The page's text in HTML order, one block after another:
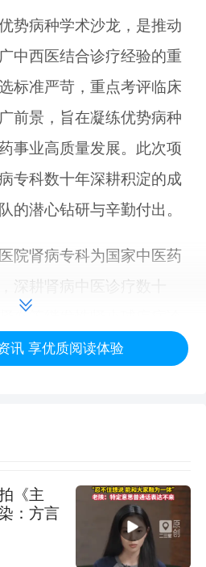
势病种学术沙龙，是推动
中西医结合诊疗经验的重
标准严苛，重点考评临床
前景，旨在凝练优势病种
事业高质量发展。此次项
专科数十年深耕积淀的成
的潜心钻研与辛勤付出。
院肾病专科为国家中医药
深耕肾病中医诊疗数十
炎等继发性肾小球疾病诊
色的中医药诊疗优势。该
平教授带领下，凝练总结
体系，临床疗效显著，获
讯 享优质阅读体验
《主
：方言